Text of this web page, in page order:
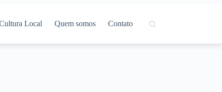
Local Quem somos Contato